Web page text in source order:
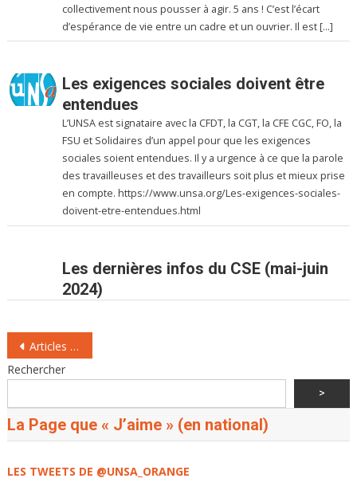
collectivement nous pousser à agir. 5 ans ! C’est l’écart
d’espérance de vie entre un cadre et un ouvrier. Il est […]
Les exigences sociales doivent être
entendues
L’UNSA est signataire avec la CFDT, la CGT, la CFE CGC, FO, la
FSU et Solidaires d’un appel pour que les exigences
sociales soient entendues. Il y a urgence à ce que la parole
des travailleuses et des travailleurs soit plus et mieux prise
en compte. https://www.unsa.org/Les-exigences-sociales-
doivent-etre-entendues.html
Les dernières infos du CSE (mai-juin
2024)
Navigation
des
articles
Articles plus anciens
Rechercher
>
La Page que « J’aime » (en national)
LES TWEETS DE @UNSA_ORANGE